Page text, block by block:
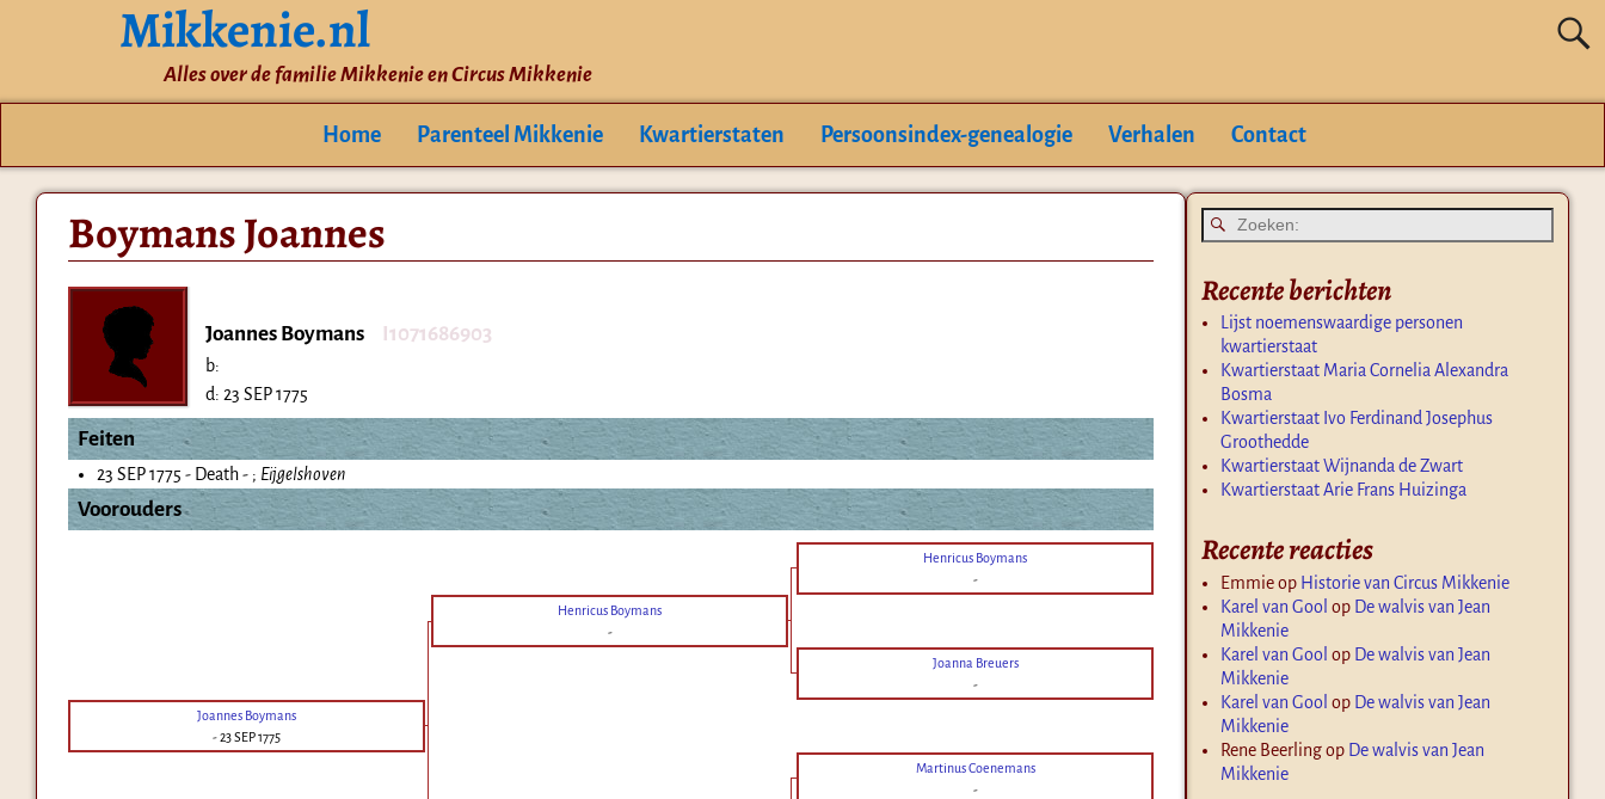
Mikkenie.nl
Alles over de familie Mikkenie en Circus Mikkenie
Home Parenteel Mikkenie Kwartierstaten Persoonsindex-genealogie Verhalen Contact
Boymans Joannes
Joannes Boymans I1071686903
b:
d: 23 SEP 1775
Feiten
23 SEP 1775 - Death - ; Eijgelshoven
Voorouders
Henricus Boymans
-
Henricus Boymans
-
Joanna Breuers
-
Joannes Boymans
-23 SEP 1775
Martinus Coenemans
-
Recente berichten
Lijst noemenswaardige personen
kwartierstaat
Kwartierstaat Maria Cornelia Alexandra
Bosma
Kwartierstaat Ivo Ferdinand Josephus
Groothedde
Kwartierstaat Wijnanda de Zwart
Kwartierstaat Arie Frans Huizinga
Recente reacties
Emmieop Historie van Circus Mikkenie
Karel van Gool op De walvis van Jean
Mikkenie
Karel van Gool op De walvis van Jean
Mikkenie
Karel van Gool op De walvis van Jean
Mikkenie
Rene Beerlingop De walvis van Jean
Mikkenie